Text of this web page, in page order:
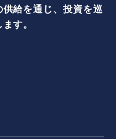
給を通じ、投資を巡
す。